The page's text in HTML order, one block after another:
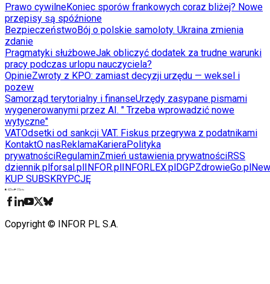
Prawo cywilneKoniec sporów frankowych coraz bliżej? Nowe
przepisy są spóźnione
BezpieczeństwoBój o polskie samoloty. Ukraina zmienia
zdanie
Pragmatyki służboweJak obliczyć dodatek za trudne warunki
pracy podczas urlopu nauczyciela?
OpinieZwroty z KPO: zamiast decyzji urzędu — weksel i
pozew
Samorząd terytorialny i finanseUrzędy zasypane pismami
wygenerowanymi przez AI. " Trzeba wprowadzić nowe
wytyczne"
VATOdsetki od sankcji VAT. Fiskus przegrywa z podatnikami
KontaktO nasReklamaKarieraPolityka
prywatnościRegulaminZmień ustawienia prywatnościRSS
dziennik.plforsal.plINFOR.plINFORLEX.plDGPZdrowieGo.pl
KUP SUBSKRYPCJĘ
Copyright © INFOR PL S.A.